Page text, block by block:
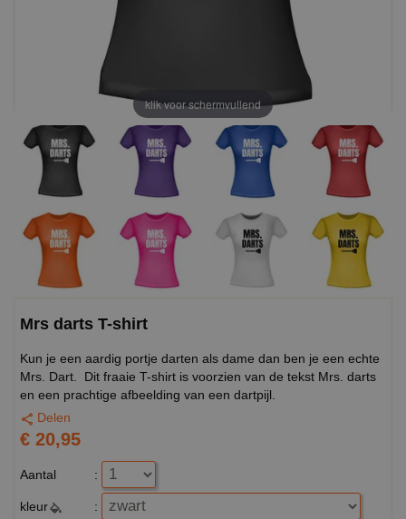
klik voor schermvullend
Mrs darts T-shirt
Kun je een aardig portje darten als dame dan ben je een echte
Mrs. Dart. Dit fraaie T-shirt is voorzien van de tekst Mrs. darts
en een prachtige afbeelding van een dartpijl.
Delen
€ 20,95
Aantal :
kleur :